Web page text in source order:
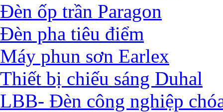
Đèn ốp trần Paragon
Đèn pha tiêu điểm
Máy phun sơn Earlex
Thiết bị chiếu sáng Duhal
LBB- Đèn công nghiệp